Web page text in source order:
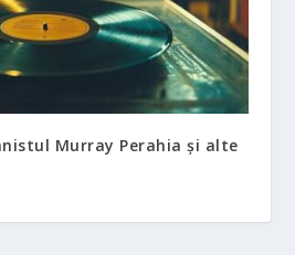
Murray Perahia și alte